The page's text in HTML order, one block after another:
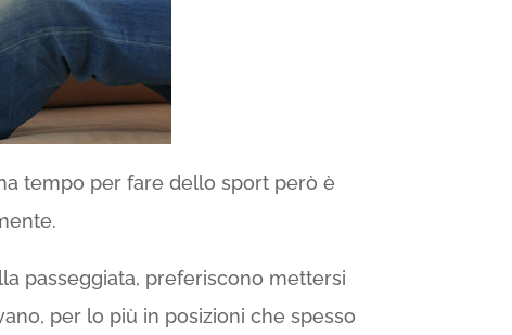
tempo per fare dello sport però è
passeggiata, preferiscono mettersi
per lo più in posizioni che spesso